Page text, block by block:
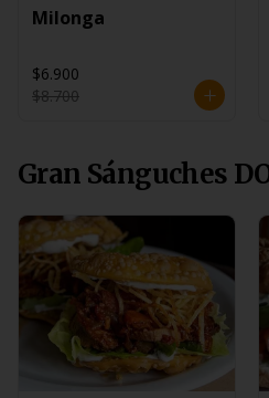
Milonga
$6.900
$8.700
Gran Sánguches